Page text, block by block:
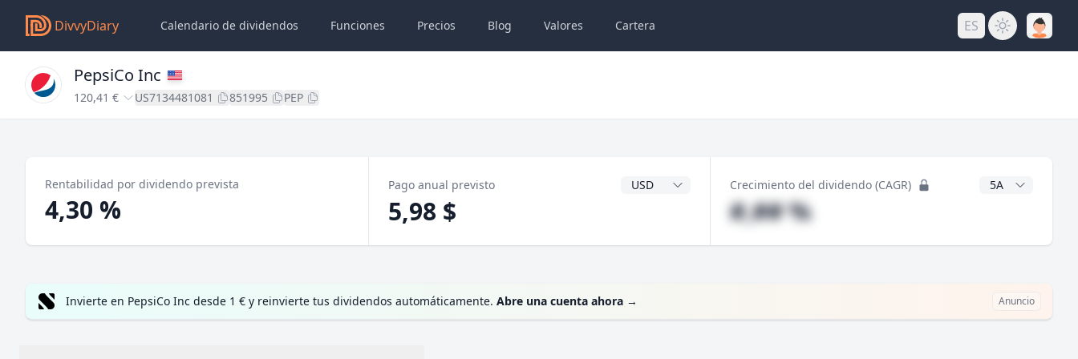
DivvyDiary Calendario de dividendos Funciones Precios Blog Valores Cartera ES
PepsiCo Inc
120,41 € US7134481081 851995 PEP
Rentabilidad por dividendo prevista
4,30 %
Pago anual previsto Divisa del dividendo
5,98 $
Crecimiento del dividendo (CAGR) Años CAGR
#,## %
Invierte en PepsiCo Inc desde 1 € y reinvierte tus dividendos automáticamente. Abre una cuenta ahora → Anuncio